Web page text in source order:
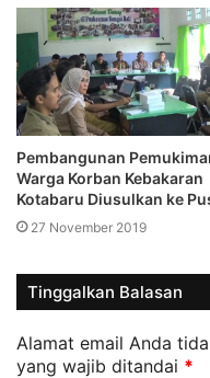
Pembangunan
Warga Korban Kebakaran
Kotabaru Diusulkan ke
27 November 2019
Tinggalkan Balasan
Alamat email Anda
yang wajib ditandai *